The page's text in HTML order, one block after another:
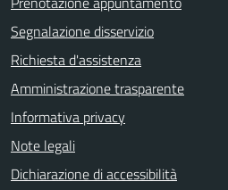
Segnalazione disservizio
Richiesta d'assistenza
Amministrazione trasparente
Informativa privacy
Note legali
Dichiarazione di accessibilità